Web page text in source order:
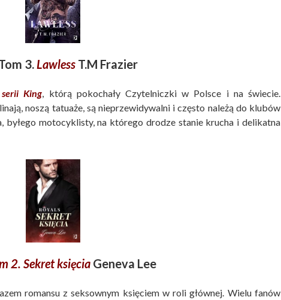
3.LawlessT.M Frazier
serii King, którą pokochały Czytelniczki w Polsce i na świecie.
noszą tatuaże, są nieprzewidywalni i często należą do klubów
byłego motocyklisty, na którego drodze stanie krucha i delikatna
2. Sekret księcia Geneva Lee
romansu z seksownym księciem w roli głównej. Wielu fanów